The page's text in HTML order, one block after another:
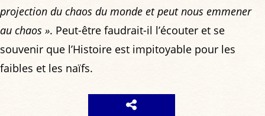
projection du chaos du monde et peut nous emmener
au chaos ». Peut-être faudrait-il l’écouter et se
souvenir que l’Histoire est impitoyable pour les
faibles et les naïfs.